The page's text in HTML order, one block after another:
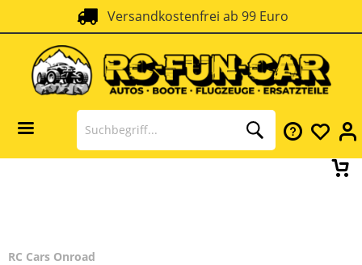
Versandkostenfrei ab 99 Euro
RC Cars Onroad